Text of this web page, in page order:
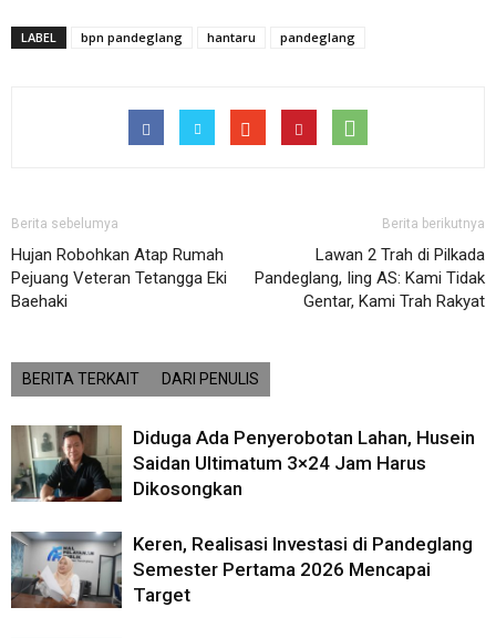
LABEL bpn pandeglang hantaru pandeglang
Berita sebelumya
Hujan Robohkan Atap Rumah
Pejuang Veteran Tetangga Eki
Baehaki
Berita berikutnya
Lawan 2 Trah di Pilkada
Pandeglang, Iing AS: Kami Tidak
Gentar, Kami Trah Rakyat
BERITA TERKAIT DARI PENULIS
Diduga Ada Penyerobotan Lahan, Husein
Saidan Ultimatum 3×24 Jam Harus
Dikosongkan
Keren, Realisasi Investasi di Pandeglang
Semester Pertama 2026 Mencapai
Target